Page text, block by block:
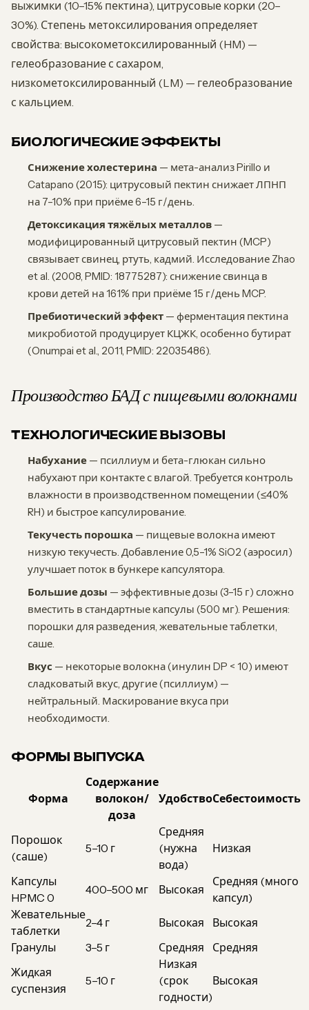
выжимки (10–15% пектина), цитрусовые корки (20–
30%). Степень метоксилирования определяет
свойства: высокометоксилированный (HM) —
гелеобразование с сахаром,
низкометоксилированный (LM) — гелеобразование
с кальцием.
БИОЛОГИЧЕСКИЕ ЭФФЕКТЫ
Снижение холестерина — мета-анализ Pirillo и
Catapano (2015): цитрусовый пектин снижает ЛПНП
на 7–10% при приёме 6–15 г/день.
Детоксикация тяжёлых металлов —
модифицированный цитрусовый пектин (MCP)
связывает свинец, ртуть, кадмий. Исследование Zhao
et al. (2008, PMID: 18775287): снижение свинца в
крови детей на 161% при приёме 15 г/день MCP.
Пребиотический эффект — ферментация пектина
микробиотой продуцирует КЦЖК, особенно бутират
(Onumpai et al., 2011, PMID: 22035486).
Производство БАД с пищевыми волокнами
ТЕХНОЛОГИЧЕСКИЕ ВЫЗОВЫ
Набухание — псиллиум и бета-глюкан сильно
набухают при контакте с влагой. Требуется контроль
влажности в производственном помещении (≤40%
RH) и быстрое капсулирование.
Текучесть порошка — пищевые волокна имеют
низкую текучесть. Добавление 0,5–1% SiO2 (аэросил)
улучшает поток в бункере капсулятора.
Большие дозы — эффективные дозы (3–15 г) сложно
вместить в стандартные капсулы (500 мг). Решения:
порошки для разведения, жевательные таблетки,
саше.
Вкус — некоторые волокна (инулин DP < 10) имеют
сладковатый вкус, другие (псиллиум) —
нейтральный. Маскирование вкуса при
необходимости.
ФОРМЫ ВЫПУСКА
Форма
Содержание
волокон/
доза
УдобствоСебестоимость
Порошок
(саше)
5–10 г
Средняя
(нужна
вода)
Низкая
Капсулы
HPMC 0
400–500 мг Высокая
Средняя (много
капсул)
Жевательные
таблетки
2–4 г Высокая
Высокая
Гранулы
3–5 г Средняя
Средняя
Жидкая
суспензия
5–10 г
Низкая
(срок
годности)
Высокая